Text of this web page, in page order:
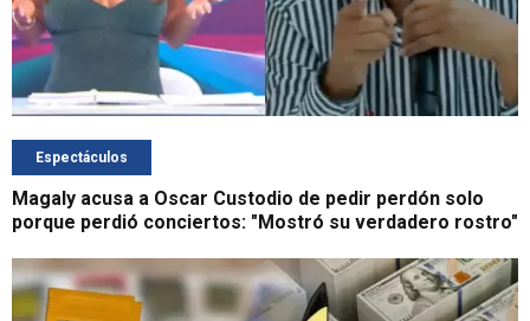
Espectáculos
Magaly acusa a Oscar Custodio de pedir perdón solo
porque perdió conciertos: "Mostró su verdadero rostro"